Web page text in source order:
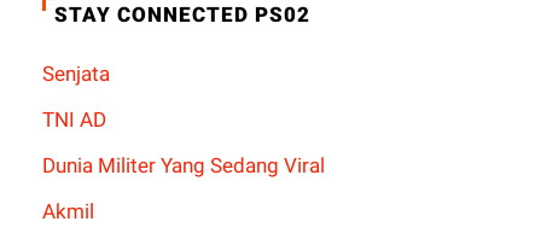
STAY CONNECTED PS02
Senjata
TNI AD
Dunia Militer Yang Sedang Viral
Akmil